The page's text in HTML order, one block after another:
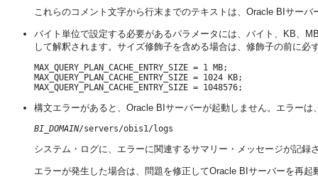
これらのコメント文字から行末までのテキストは、 Oracle BIサーバ
バイト単位で設定する必要があるパラメータには、バイト、KB、
して解釈されます。サイズ修飾子を含める場合は、修飾子の前に
MAX_QUERY_PLAN_CACHE_ENTRY_SIZE = 1 MB;
MAX_QUERY_PLAN_CACHE_ENTRY_SIZE = 1024 KB;
構文エラーがあると、 Oracle BIサーバーが起動しません。エラーは
BI_DOMAIN
システム・ログに、エラーに関連するサマリー・メッセージが記録
エラーが発生した場合は、問題を修正してOracle BIサーバーを再起